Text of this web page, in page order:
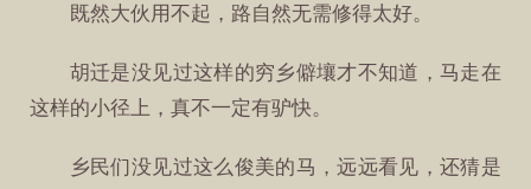
既然大伙用不起，路自然无需修得太好。
胡迁是没见过这样的穷乡僻壤才不知道，马走在
这样的小径上，真不一定有驴快。
乡民们没见过这么俊美的马，远远看见，还猜是